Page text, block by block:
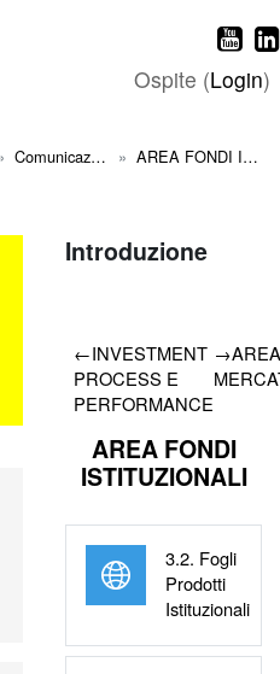
Ospite (Login)
Comunicazione Esterna AREA FONDI ISTITUZIONALI
Introduzione
←INVESTMENT
PROCESS E
PERFORMANCE
→
AREA FONDI
ISTITUZIONALI
3.2. Fogli
Prodotti
Istituzionali